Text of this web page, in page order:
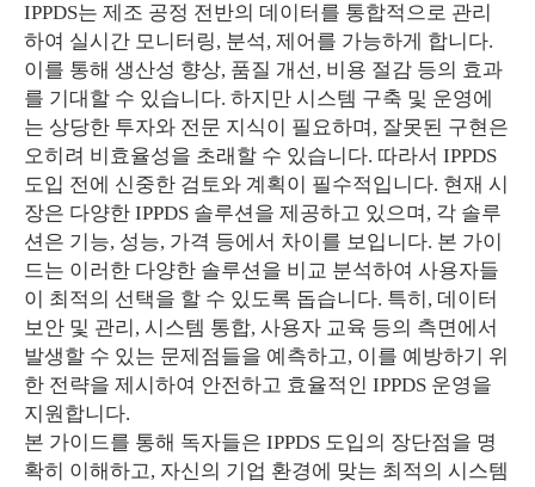
IPPDS는 제조 공정 전반의 데이터를 통합적으로 관리
하여 실시간 모니터링, 분석, 제어를 가능하게 합니다.
이를 통해 생산성 향상, 품질 개선, 비용 절감 등의 효과
를 기대할 수 있습니다. 하지만 시스템 구축 및 운영에
는 상당한 투자와 전문 지식이 필요하며, 잘못된 구현은
오히려 비효율성을 초래할 수 있습니다. 따라서 IPPDS
도입 전에 신중한 검토와 계획이 필수적입니다. 현재 시
장은 다양한 IPPDS 솔루션을 제공하고 있으며, 각 솔루
션은 기능, 성능, 가격 등에서 차이를 보입니다. 본 가이
드는 이러한 다양한 솔루션을 비교 분석하여 사용자들
이 최적의 선택을 할 수 있도록 돕습니다. 특히, 데이터
보안 및 관리, 시스템 통합, 사용자 교육 등의 측면에서
발생할 수 있는 문제점들을 예측하고, 이를 예방하기 위
한 전략을 제시하여 안전하고 효율적인 IPPDS 운영을
지원합니다.
본 가이드를 통해 독자들은 IPPDS 도입의 장단점을 명
확히 이해하고, 자신의 기업 환경에 맞는 최적의 시스템